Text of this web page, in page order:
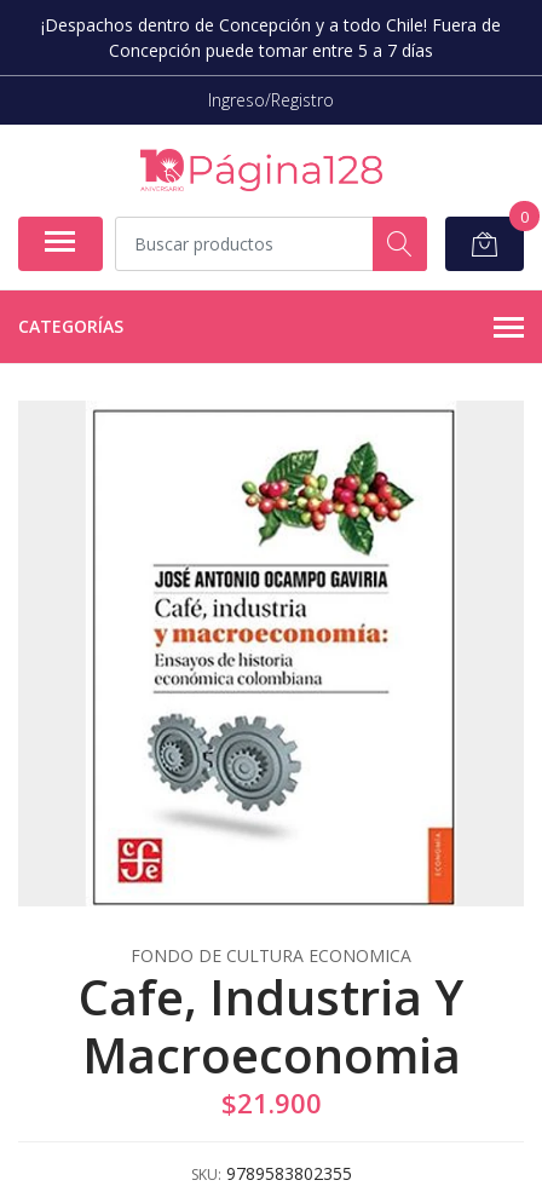
¡Despachos dentro de Concepción y a todo Chile! Fuera de
Concepción puede tomar entre 5 a 7 días
Ingreso/Registro
0
CATEGORÍAS
FONDO DE CULTURA ECONOMICA
Cafe, Industria Y
Macroeconomia
$21.900
SKU: 9789583802355